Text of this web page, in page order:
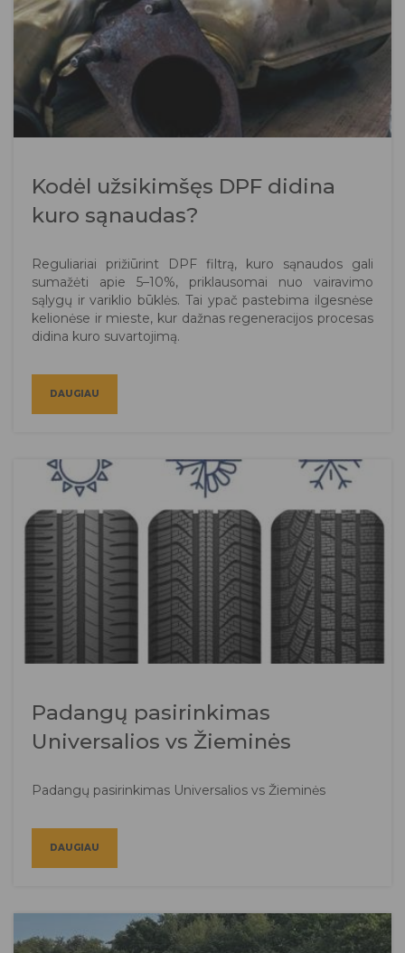
Kodėl užsikimšęs DPF didina
kuro sąnaudas?
Reguliariai prižiūrint DPF filtrą, kuro sąnaudos gali
sumažėti apie 5–10%, priklausomai nuo vairavimo
sąlygų ir variklio būklės. Tai ypač pastebima ilgesnėse
kelionėse ir mieste, kur dažnas regeneracijos procesas
didina kuro suvartojimą.
DAUGIAU
Padangų pasirinkimas
Universalios vs Žieminės
Padangų pasirinkimas Universalios vs Žieminės
DAUGIAU